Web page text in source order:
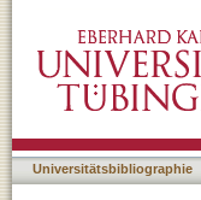
shear rates
Universitätsbibliographie